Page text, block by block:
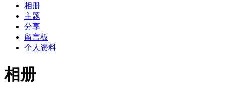
相册
主题
分享
留言板
个人资料
相册